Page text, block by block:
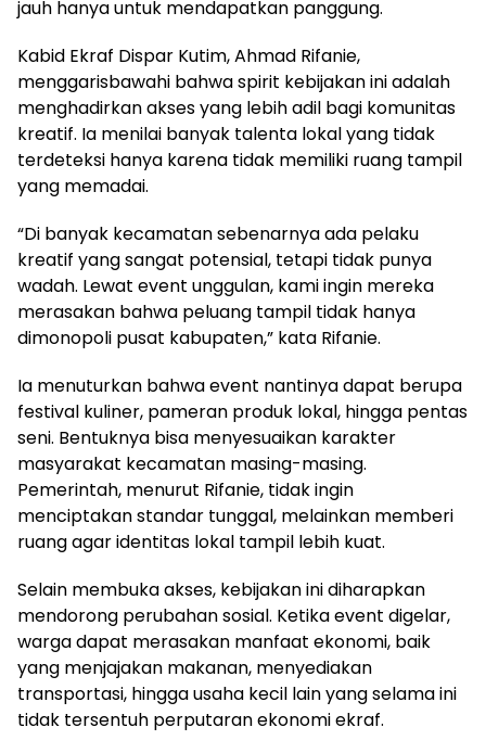
jauh hanya untuk mendapatkan panggung.
Kabid Ekraf Dispar Kutim, Ahmad Rifanie,
menggarisbawahi bahwa spirit kebijakan ini adalah
menghadirkan akses yang lebih adil bagi komunitas
kreatif. Ia menilai banyak talenta lokal yang tidak
terdeteksi hanya karena tidak memiliki ruang tampil
yang memadai.
“Di banyak kecamatan sebenarnya ada pelaku
kreatif yang sangat potensial, tetapi tidak punya
wadah. Lewat event unggulan, kami ingin mereka
merasakan bahwa peluang tampil tidak hanya
dimonopoli pusat kabupaten,” kata Rifanie.
Ia menuturkan bahwa event nantinya dapat berupa
festival kuliner, pameran produk lokal, hingga pentas
seni. Bentuknya bisa menyesuaikan karakter
masyarakat kecamatan masing-masing.
Pemerintah, menurut Rifanie, tidak ingin
menciptakan standar tunggal, melainkan memberi
ruang agar identitas lokal tampil lebih kuat.
Selain membuka akses, kebijakan ini diharapkan
mendorong perubahan sosial. Ketika event digelar,
warga dapat merasakan manfaat ekonomi, baik
yang menjajakan makanan, menyediakan
transportasi, hingga usaha kecil lain yang selama ini
tidak tersentuh perputaran ekonomi ekraf.